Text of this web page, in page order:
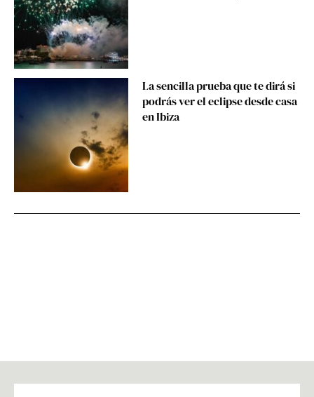
La sencilla prueba que te dirá si
podrás ver el eclipse desde casa
en Ibiza